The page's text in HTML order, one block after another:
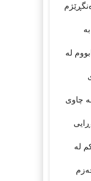
لە
چاوی
لە